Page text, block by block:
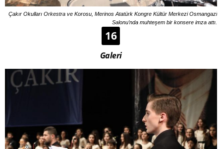
Çakır Okulları Orkestra ve Korosu, Merinos Atatürk Kongre Kültür Merkezi Osmangazi
Salonu’nda muhteşem bir konsere imza attı.
16
Galeri